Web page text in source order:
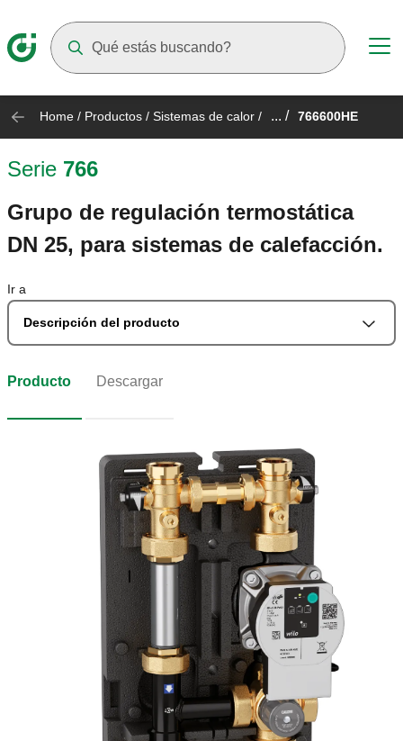
Home / Productos / Sistemas de calor / ... / 766600HE
Serie 766
Grupo de regulación termostática
DN 25, para sistemas de calefacción.
Ir a
Descripción del producto
Producto Descargar